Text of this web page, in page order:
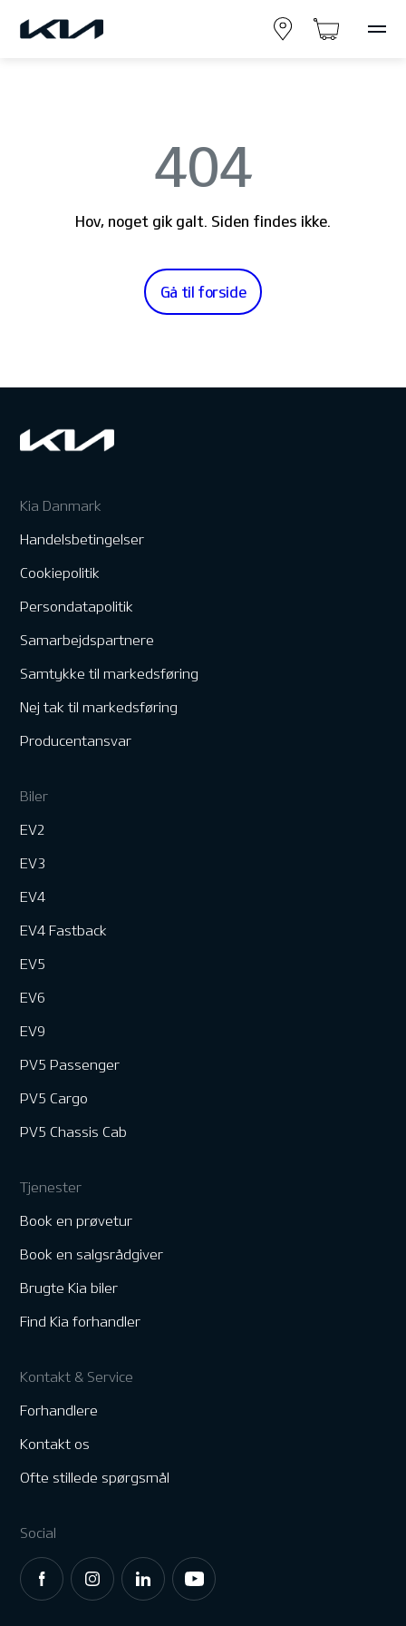
404
Hov, noget gik galt. Siden findes ikke.
Gå til forside
Kia Danmark
Handelsbetingelser
Cookiepolitik
Persondatapolitik
Samarbejdspartnere
Samtykke til markedsføring
Nej tak til markedsføring
Producentansvar
Biler
EV2
EV3
EV4
EV4 Fastback
EV5
EV6
EV9
PV5 Passenger
PV5 Cargo
PV5 Chassis Cab
Tjenester
Book en prøvetur
Book en salgsrådgiver
Brugte Kia biler
Find Kia forhandler
Kontakt & Service
Forhandlere
Kontakt os
Ofte stillede spørgsmål
Social